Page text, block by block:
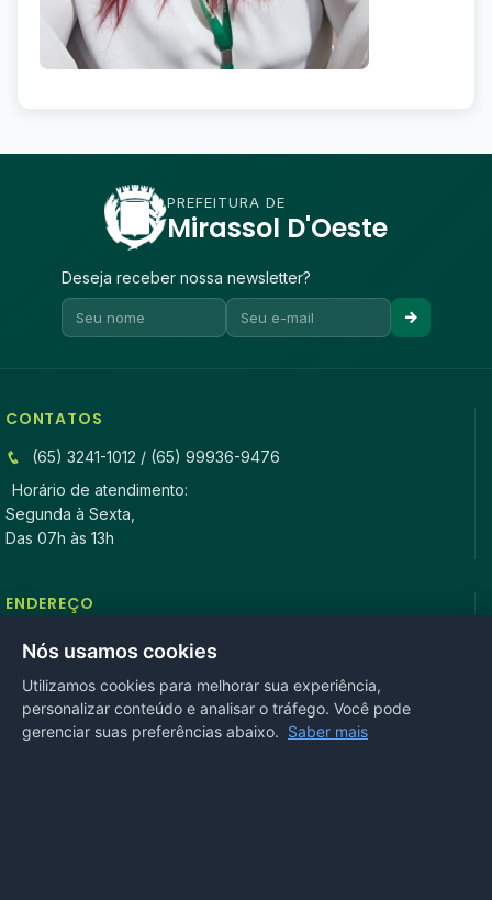
PREFEITURA DE
Mirassol D'Oeste
Deseja receber nossa newsletter?
CONTATOS
(65) 3241-1012 / (65) 99936-9476
Horário de atendimento:
Segunda à Sexta,
Das 07h às 13h
ENDEREÇO
Rua Antonio Tavares, n° 3310, Centro CEP: 78.280-000 -
Mirassol D’Oeste, MT
REDES SOCIAIS
Nós usamos cookies
Utilizamos cookies para melhorar sua experiência,
personalizar conteúdo e analisar o tráfego. Você pode
gerenciar suas preferências abaixo. Saber mais